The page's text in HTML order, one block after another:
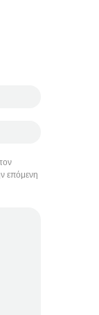
επόμενη